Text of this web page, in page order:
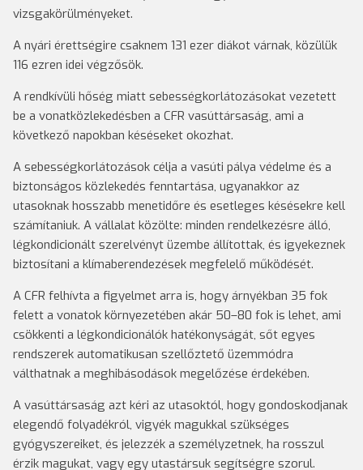
vizsgakörülményeket.
A nyári érettségire csaknem 131 ezer diákot várnak, közülük
116 ezren idei végzősök.
A rendkívüli hőség miatt sebességkorlátozásokat vezetett
be a vonatközlekedésben a CFR vasúttársaság, ami a
következő napokban késéseket okozhat.
A sebességkorlátozások célja a vasúti pálya védelme és a
biztonságos közlekedés fenntartása, ugyanakkor az
utasoknak hosszabb menetidőre és esetleges késésekre kell
számítaniuk. A vállalat közölte: minden rendelkezésre álló,
légkondicionált szerelvényt üzembe állítottak, és igyekeznek
biztosítani a klímaberendezések megfelelő működését.
A CFR felhívta a figyelmet arra is, hogy árnyékban 35 fok
felett a vonatok környezetében akár 50–80 fok is lehet, ami
csökkenti a légkondicionálók hatékonyságát, sőt egyes
rendszerek automatikusan szellőztető üzemmódra
válthatnak a meghibásodások megelőzése érdekében.
A vasúttársaság azt kéri az utasoktól, hogy gondoskodjanak
elegendő folyadékról, vigyék magukkal szükséges
gyógyszereiket, és jelezzék a személyzetnek, ha rosszul
érzik magukat, vagy egy utastársuk segítségre szorul.